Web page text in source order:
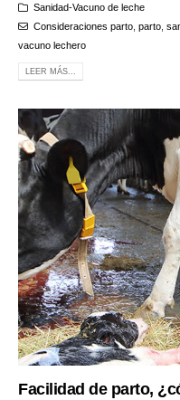
Sanidad-Vacuno de leche
Consideraciones parto, parto,
vacuno lechero
LEER MÁS...
Facilidad de parto,